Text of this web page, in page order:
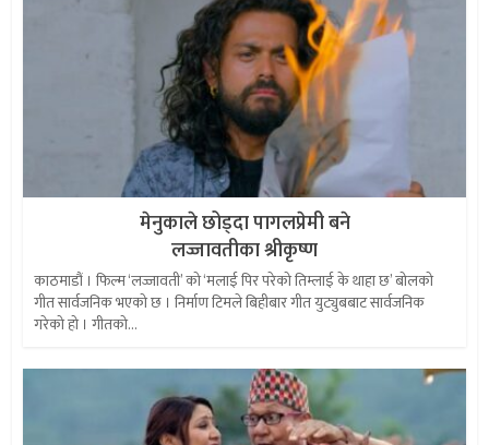
मेनुकाले छोड्दा पागलप्रेमी बने
लज्जावतीका श्रीकृष्ण
काठमाडौं । फिल्म ‘लज्जावती’ को ‘मलाई पिर परेको तिम्लाई के थाहा छ’ बोलको
गीत सार्वजनिक भएको छ । निर्माण टिमले बिहीबार गीत युट्युबबाट सार्वजनिक
गरेको हो । गीतको...